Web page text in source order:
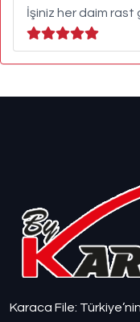
İşiniz her daim rast
Karaca File: